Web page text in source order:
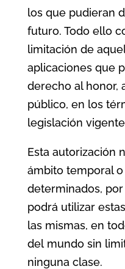
los que pudieran
futuro. Todo ello
limitación de
aplicaciones que
derecho al honor,
público, en los
legislación
Esta autorización
ámbito temporal
determinados, por
podrá utilizar
las mismas, en
del mundo sin
ninguna clase.